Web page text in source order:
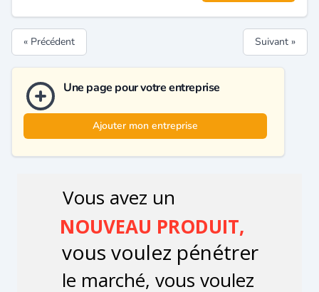
« Précédent Suivant »
Une page pour votre entreprise
Ajouter mon entreprise